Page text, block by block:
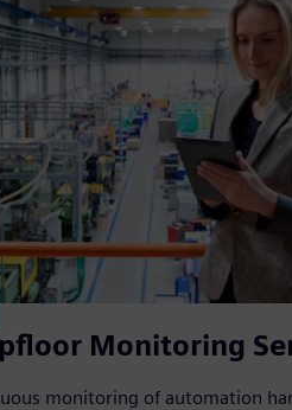
Monitoring
monitoring of automation